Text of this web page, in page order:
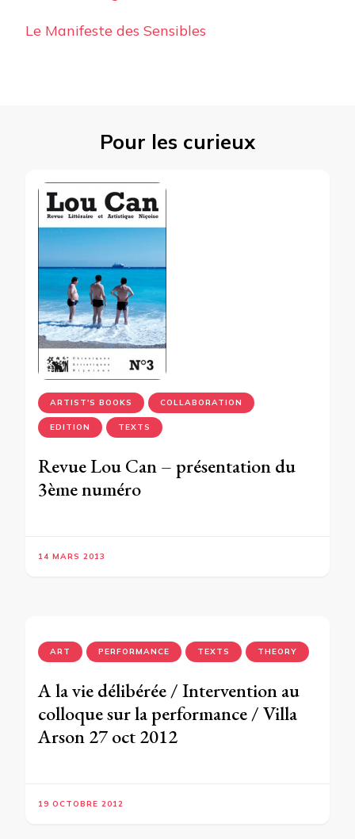
Le Manifeste des Sensibles
Pour les curieux
ARTIST'S BOOKS COLLABORATION
EDITION TEXTS
Revue Lou Can – présentation du
3ème numéro
14 MARS 2013
ART PERFORMANCE TEXTS THEORY
A la vie délibérée / Intervention au
colloque sur la performance / Villa
Arson 27 oct 2012
19 OCTOBRE 2012